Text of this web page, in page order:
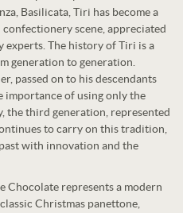
Basilicata, Tiri has become a
scene, appreciated
experts. The history of Tiri is a
generation to generation.
passed on to his descendants
importance of using only the
the third generation, represented
to carry on this tradition,
with innovation and the
Chocolate represents a modern
Christmas panettone,